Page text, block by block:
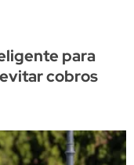
para
cobros